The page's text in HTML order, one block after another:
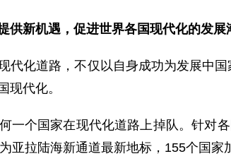
新机遇，促进世界各国现代化的发展
代化道路，不仅以自身成功为发展中
现代化。
一个国家在现代化道路上掉队。针对
亚拉陆海新通道最新地标，155个国家